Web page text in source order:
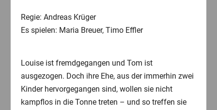
Regie: Andreas Krüger
Es spielen: Maria Breuer, Timo Effler
Louise ist fremdgegangen und Tom ist
ausgezogen. Doch ihre Ehe, aus der immerhin zwei
Kinder hervorgegangen sind, wollen sie nicht
kampflos in die Tonne treten – und so treffen sie